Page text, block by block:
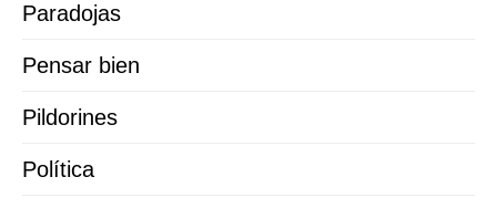
Paradojas
Pensar bien
Pildorines
Política